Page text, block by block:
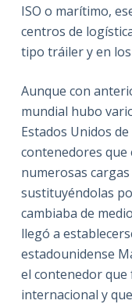
ISO o marítimo,
centros de
tipo tráiler y en
Aunque con
mundial hubo
Estados Unidos
contenedores que
numerosas
sustituyéndolas
cambiaba de
llegó a
estadounidense
el contenedor
internacional y